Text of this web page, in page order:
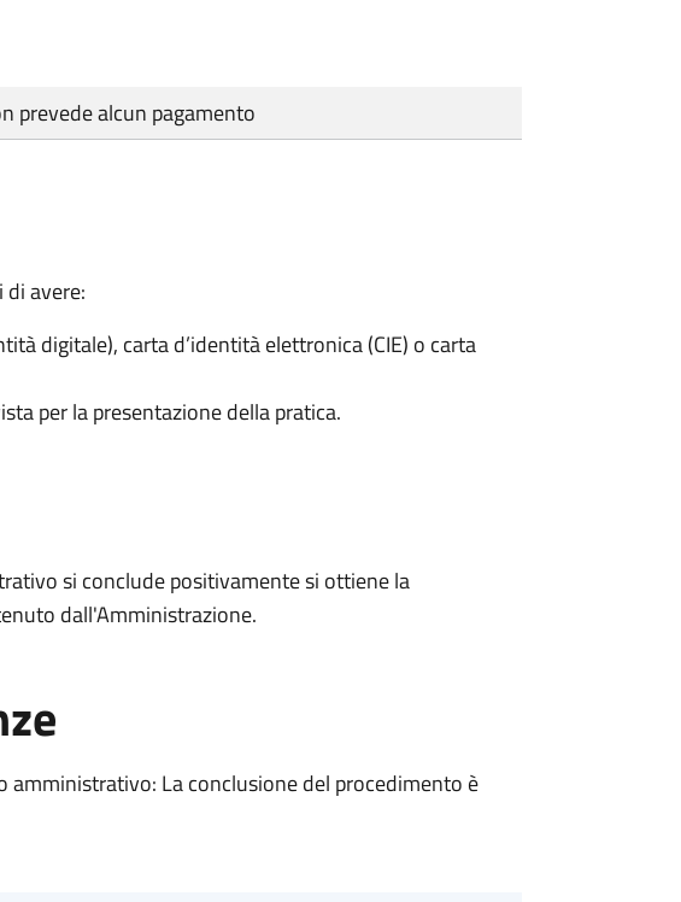
prevede alcun pagamento
di avere:
digitale), carta d’identità elettronica (CIE) o carta
per la presentazione della pratica.
si conclude positivamente si ottiene la
dall'Amministrazione.
amministrativo: La conclusione del procedimento è